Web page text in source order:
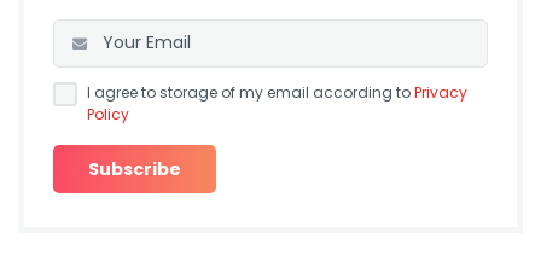
I agree to storage of my email according toPrivacy
Policy